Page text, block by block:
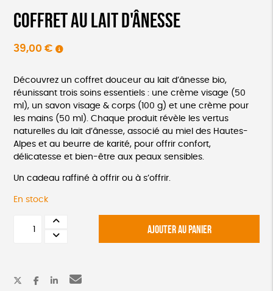
Coffret au lait d'ânesse
39,00 €
Découvrez un coffret douceur au lait d’ânesse bio,
réunissant trois soins essentiels : une crème visage (50
ml), un savon visage & corps (100 g) et une crème pour
les mains (50 ml). Chaque produit révèle les vertus
naturelles du lait d’ânesse, associé au miel des Hautes-
Alpes et au beurre de karité, pour offrir confort,
délicatesse et bien-être aux peaux sensibles.
Un cadeau raffiné à offrir ou à s’offrir.
En stock
AJOUTER AU PANIER